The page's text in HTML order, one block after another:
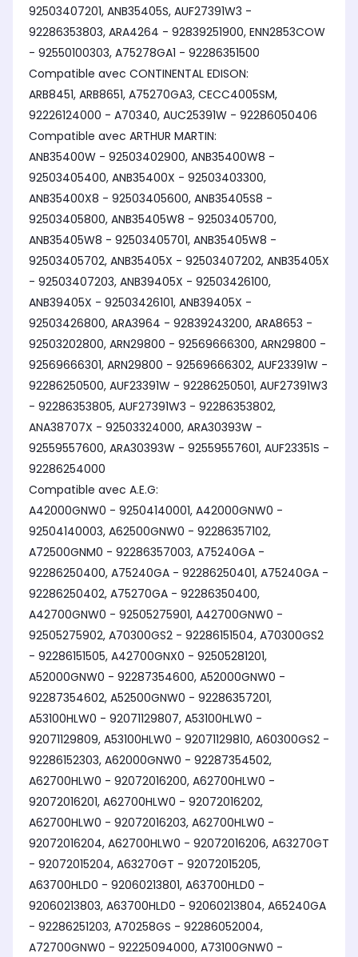
92503407201, ANB35405S, AUF27391W3 -
92286353803, ARA4264 - 92839251900, ENN2853COW
- 92550100303, A75278GA1 - 92286351500
Compatible avec CONTINENTAL EDISON:
ARB8451, ARB8651, A75270GA3, CECC4005SM,
92226124000 - A70340, AUC25391W - 92286050406
Compatible avec ARTHUR MARTIN:
ANB35400W - 92503402900, ANB35400W8 -
92503405400, ANB35400X - 92503403300,
ANB35400X8 - 92503405600, ANB35405S8 -
92503405800, ANB35405W8 - 92503405700,
ANB35405W8 - 92503405701, ANB35405W8 -
92503405702, ANB35405X - 92503407202, ANB35405X
- 92503407203, ANB39405X - 92503426100,
ANB39405X - 92503426101, ANB39405X -
92503426800, ARA3964 - 92839243200, ARA8653 -
92503202800, ARN29800 - 92569666300, ARN29800 -
92569666301, ARN29800 - 92569666302, AUF23391W -
92286250500, AUF23391W - 92286250501, AUF27391W3
- 92286353805, AUF27391W3 - 92286353802,
ANA38707X - 92503324000, ARA30393W -
92559557600, ARA30393W - 92559557601, AUF23351S -
92286254000
Compatible avec A.E.G:
A42000GNW0 - 92504140001, A42000GNW0 -
92504140003, A62500GNW0 - 92286357102,
A72500GNM0 - 92286357003, A75240GA -
92286250400, A75240GA - 92286250401, A75240GA -
92286250402, A75270GA - 92286350400,
A42700GNW0 - 92505275901, A42700GNW0 -
92505275902, A70300GS2 - 92286151504, A70300GS2
- 92286151505, A42700GNX0 - 92505281201,
A52000GNW0 - 92287354600, A52000GNW0 -
92287354602, A52500GNW0 - 92286357201,
A53100HLW0 - 92071129807, A53100HLW0 -
92071129809, A53100HLW0 - 92071129810, A60300GS2 -
92286152303, A62000GNW0 - 92287354502,
A62700HLW0 - 92072016200, A62700HLW0 -
92072016201, A62700HLW0 - 92072016202,
A62700HLW0 - 92072016203, A62700HLW0 -
92072016204, A62700HLW0 - 92072016206, A63270GT
- 92072015204, A63270GT - 92072015205,
A63700HLD0 - 92060213801, A63700HLD0 -
92060213803, A63700HLD0 - 92060213804, A65240GA
- 92286251203, A70258GS - 92286052004,
A72700GNW0 - 92225094000, A73100GNW0 -